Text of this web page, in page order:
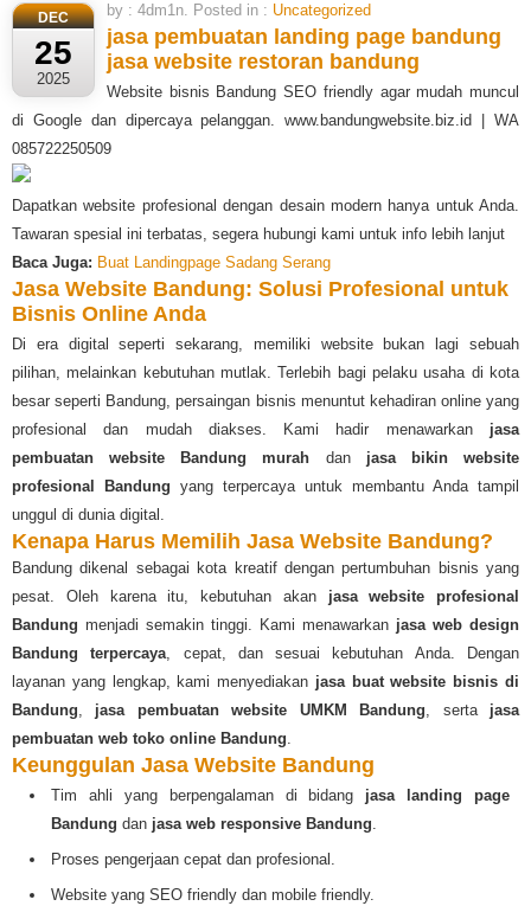
DEC
25
2025
by : 4dm1n. Posted in : Uncategorized
jasa pembuatan landing page bandung
jasa website restoran bandung
Website bisnis Bandung SEO friendly agar mudah muncul
di Google dan dipercaya pelanggan. www.bandungwebsite.biz.id | WA
085722250509
Dapatkan website profesional dengan desain modern hanya untuk Anda.
Tawaran spesial ini terbatas, segera hubungi kami untuk info lebih lanjut
Baca Juga: Buat Landingpage Sadang Serang
Jasa Website Bandung: Solusi Profesional untuk
Bisnis Online Anda
Di era digital seperti sekarang, memiliki website bukan lagi sebuah
pilihan, melainkan kebutuhan mutlak. Terlebih bagi pelaku usaha di kota
besar seperti Bandung, persaingan bisnis menuntut kehadiran online yang
profesional dan mudah diakses. Kami hadir menawarkan jasa
pembuatan website Bandung murah dan jasa bikin website
profesional Bandung yang terpercaya untuk membantu Anda tampil
unggul di dunia digital.
Kenapa Harus Memilih Jasa Website Bandung?
Bandung dikenal sebagai kota kreatif dengan pertumbuhan bisnis yang
pesat. Oleh karena itu, kebutuhan akan jasa website profesional
Bandung menjadi semakin tinggi. Kami menawarkan jasa web design
Bandung terpercaya, cepat, dan sesuai kebutuhan Anda. Dengan
layanan yang lengkap, kami menyediakan jasa buat website bisnis di
Bandung, jasa pembuatan website UMKM Bandung, serta jasa
pembuatan web toko online Bandung.
Keunggulan Jasa Website Bandung
Tim ahli yang berpengalaman di bidang jasa landing page
Bandung dan jasa web responsive Bandung.
Proses pengerjaan cepat dan profesional.
Website yang SEO friendly dan mobile friendly.